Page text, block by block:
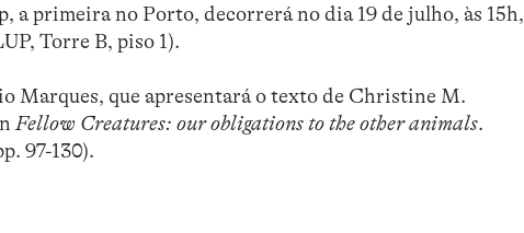
a primeira no Porto, decorrerá no dia 19 de julho, às 15h,
Torre B, piso 1).
Marques, que apresentará o texto de Christine M.
Fellow Creatures: our obligations to the other animals.
97-130).